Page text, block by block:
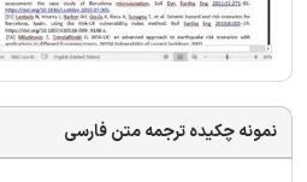
نمونه چکیده ترجمه متن فارسی